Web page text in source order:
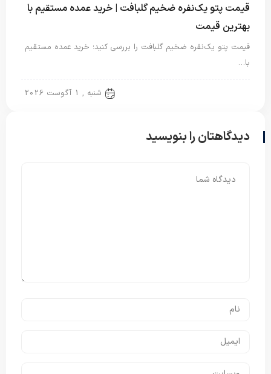
قیمت پتو یک‌نفره ضخیم گلبافت | خرید عمده مستقیم با
بهترین قیمت
قیمت پتو یک‌نفره ضخیم گلبافت را بررسی کنید؛ خرید عمده مستقیم
با…
شنبه , 1 آگوست 2026
دیدگاهتان را بنویسید